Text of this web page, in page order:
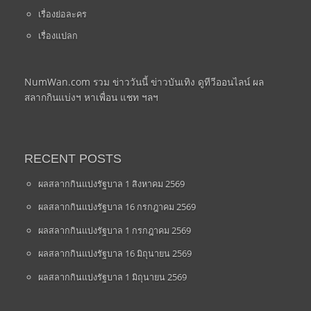
เรื่องย่อละคร
เรื่องแปลก
NumWan.com รวม ข่าววันนี้ ข่าวบันเทิง ดูทีวีออนไลน์ ผล
สลากกินแบ่งฯ หาเพื่อน แชท ฯลฯ
RECENT POSTS
ผลสลากกินแบ่งรัฐบาล 1 สิงหาคม 2569
ผลสลากกินแบ่งรัฐบาล 16 กรกฎาคม 2569
ผลสลากกินแบ่งรัฐบาล 1 กรกฎาคม 2569
ผลสลากกินแบ่งรัฐบาล 16 มิถุนายน 2569
ผลสลากกินแบ่งรัฐบาล 1 มิถุนายน 2569